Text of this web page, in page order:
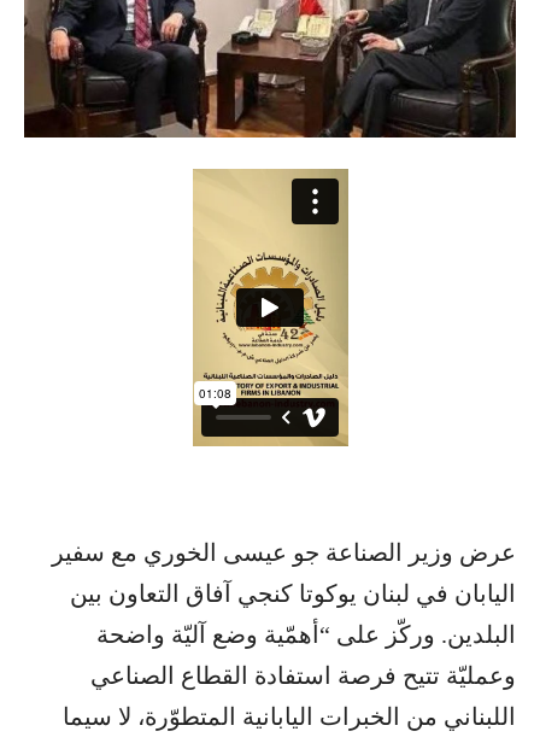
عرض وزير الصناعة جو عيسى الخوري مع سفير
اليابان في لبنان يوكوتا كنجي آفاق التعاون بين
البلدين. وركّز على “أهمّية وضع آليّة واضحة
وعمليّة تتيح فرصة استفادة القطاع الصناعي
اللبناني من الخبرات اليابانية المتطوّرة، لا سيما